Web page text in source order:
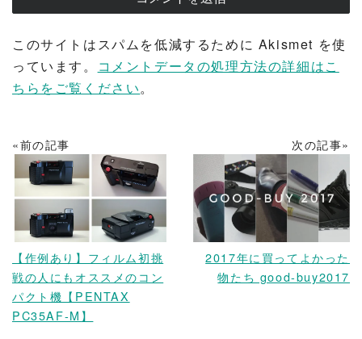
このサイトはスパムを低減するために Akismet を使
っています。
コメントデータの処理方法の詳細はこ
ちらをご覧ください。
«前の記事
READ MORE
【作例あり】フィルム初挑
戦の人にもオススメのコン
パクト機【PENTAX
PC35AF-M】
次の記事»
READ MORE
2017年に買ってよかった
物たち good-buy2017